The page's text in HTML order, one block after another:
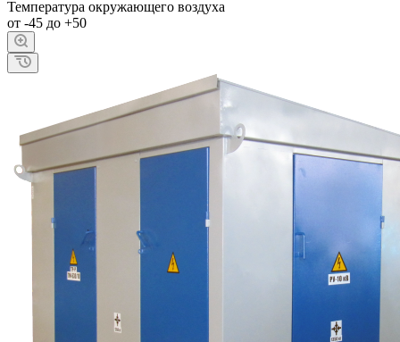
Температура окружающего воздуха
от -45 до +50